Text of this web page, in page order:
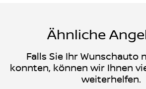
Ähnliche
Falls Sie Ihr Wunschauto
konnten, können wir Ihnen
weiterhelfen.